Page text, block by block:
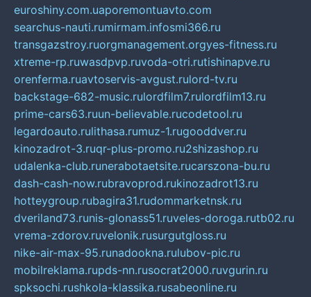
euroshiny.com.uaporemontuavto.com
searchus-nauti.rumirmam.infosmi366.ru
transgazstroy.ruorgmanagement.orgyes-fitness.ru
xtreme-rp.ruwasdpvp.ruvoda-otri.rutishinapve.ru
orenferma.ruavtoservis-avgust.rulord-tv.ru
backstage-682-music.rulordfilm7.rulordfilm13.ru
prime-cars63.ruun-believable.rucodetool.ru
legardoauto.rulithasa.rumuz-1.rugooddver.ru
kinozadrot-3.ruqr-plus-promo.ru2shizashop.ru
udalenka-club.runerabotaetsite.rucarszona-bu.ru
dash-cash-now.rubravoprod.rukinozadrot13.ru
hotteygroup.rubagira31.rudommarketnsk.ru
dveriland73.runis-glonass51.ruveles-doroga.rutb02.ru
vrema-zdorov.ruvelonik.rusurgutgloss.ru
nike-air-max-95.runadookna.rulubov-pic.ru
mobilreklama.rupds-nn.rusocrat2000.ruvgurin.ru
spksochi.rushkola-klassika.rusabeonline.ru